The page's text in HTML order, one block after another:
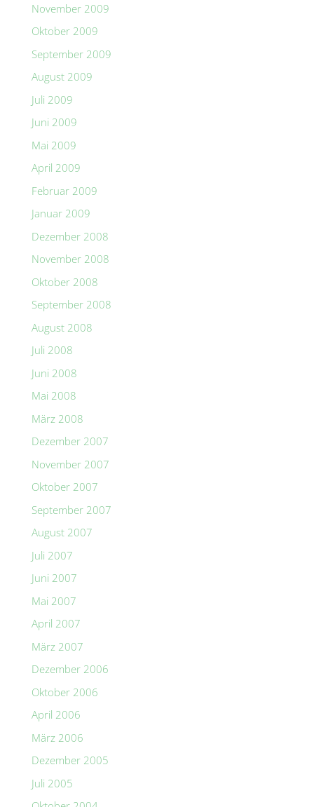
November 2009
Oktober 2009
September 2009
August 2009
Juli 2009
Juni 2009
Mai 2009
April 2009
Februar 2009
Januar 2009
Dezember 2008
November 2008
Oktober 2008
September 2008
August 2008
Juli 2008
Juni 2008
Mai 2008
März 2008
Dezember 2007
November 2007
Oktober 2007
September 2007
August 2007
Juli 2007
Juni 2007
Mai 2007
April 2007
März 2007
Dezember 2006
Oktober 2006
April 2006
März 2006
Dezember 2005
Juli 2005